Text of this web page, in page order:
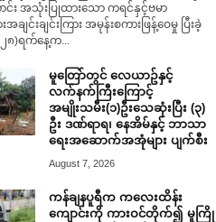
း အသုံးပြုထားသော ကရင်နှင့်ဗမာ
ချင်းချင်းကြား အမုန်းစကားဖြန့်ဝေမှု ပြီးခဲ့
)ရက်နေ့က...
မူတြော်တွင် လေယာဥ်နှင့်
လက်နက်ကြီးကြောင့်
အမျိုးသမီး(၁)ဦးသေဆုံးပြီး (၃)
ဦး ဒဏ်ရာရ၊ နေအိမ်နှင့် ဘာသာ
ရေးအဆောက်အအုံများ ပျက်စီး
August 7, 2026
ကန်ချနပူရီက ကလေးထိန်း
ကျောင်းကို ကားဝင်တိုက်၍ မူကြို